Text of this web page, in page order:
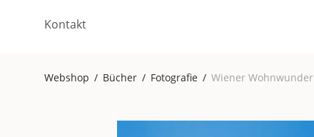
Kontakt
Webshop / Bücher / Fotografie / Wiener Wohnwunder